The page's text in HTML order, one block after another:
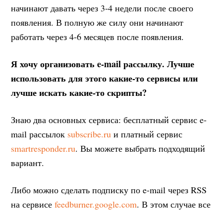
начинают давать через 3-4 недели после своего
появления. В полную же силу они начинают
работать через 4-6 месяцев после появления.
Я хочу организовать e-mail рассылку. Лучше
использовать для этого какие-то сервисы или
лучше искать какие-то скрипты?
Знаю два основных сервиса: бесплатный сервис e-
mail рассылок subscribe.ru и платный сервис
smartresponder.ru. Вы можете выбрать подходящий
вариант.
Либо можно сделать подписку по e-mail через RSS
на сервисеfeedburner.google.com. В этом случае все